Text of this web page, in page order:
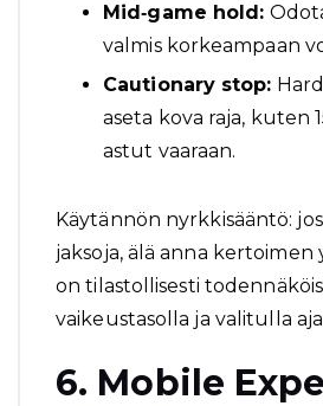
Mid‑game hold:
valmis korkeampaan
Cautionary stop:
aseta kova raja, kuten
astut vaaraan.
Käytännön nyrkkisääntö:
jaksoja, älä anna kertoimen
on tilastollisesti
vaikeustasolla ja valitulla
6. Mobile